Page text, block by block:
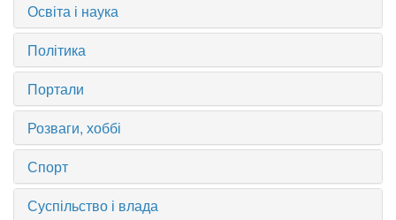
Освіта і наука
Політика
Портали
Розваги, хоббі
Спорт
Суспільство і влада